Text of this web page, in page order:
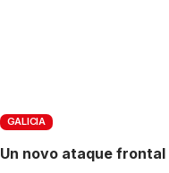
GALICIA
Un novo ataque frontal